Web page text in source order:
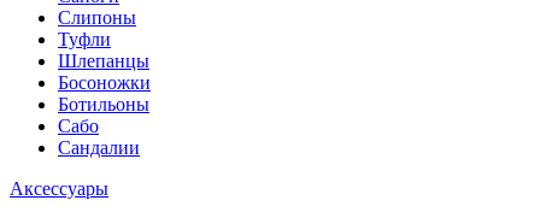
Слипоны
Туфли
Шлепанцы
Босоножки
Ботильоны
Сабо
Сандалии
Аксессуары